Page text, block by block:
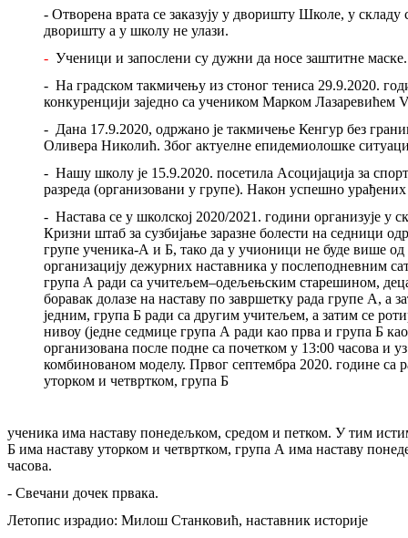
- Отворена врата се заказују у дворишту Школе, у
дворишту а у школу не улази.
- Ученици и запослени су дужни да носе заштитне маске.
- На градском такмичењу из стоног тениса 29.9.2020.
конкуренцији заједно са учеником Марком Лазаревићем
- Дана 17.9.2020, одржано је такмичење Кенгур без
Оливера Николић. Због актуелне епидемиолошке
- Нашу школу је 15.9.2020. посетила Асоцијација за
разреда (организовани у групе). Након успешно
- Настава се у школској 2020/2021. години организује у
Кризни штаб за сузбијање заразне болести на седници
групе ученика-А и Б, тако да у учионици не буде више од
организацију дежурних наставника у послеподневним
група А ради са учитељем–одељењским старешином, деца
боравак долазе на наставу по завршетку рада групе А,
једним, група Б ради са другим учитељем, а затим се
нивоу (једне седмице група А ради као прва и група Б
организована после подне са почетком у 13:00 часова и
комбинованом моделу. Првог септембра 2020. године са
уторком и четвртком, група Б
ученика има наставу понедељком, средом и петком. У тим
Б има наставу уторком и четвртком, група А има наставу
часова.
- Свечани дочек првака.
Летопис израдио: Милош Станковић, наставник историје